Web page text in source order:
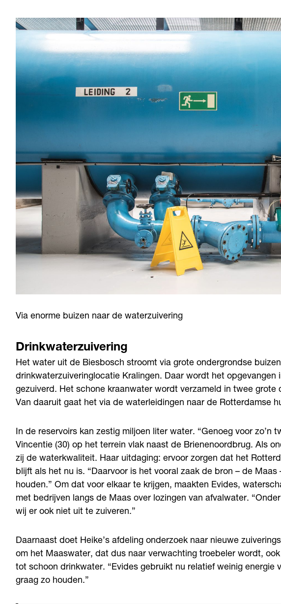
Via enorme buizen naar de waterzuivering
Drinkwaterzuivering
Het water uit de Biesbosch stroomt via grote ondergrondse
drinkwaterzuiveringlocatie Kralingen. Daar wordt het opgevangen
gezuiverd. Het schone kraanwater wordt verzameld in twee grote
Van daaruit gaat het via de waterleidingen naar de Rotterdamse
In de reservoirs kan zestig miljoen liter water. “Genoeg voor zo’n
Vincentie (30) op het terrein vlak naast de Brienenoordbrug. Als
zij de waterkwaliteit. Haar uitdaging: ervoor zorgen dat het
blijft als het nu is. “Daarvoor is het vooral zaak de bron – de
houden.” Om dat voor elkaar te krijgen, maakten Evides,
met bedrijven langs de Maas over lozingen van afvalwater.
wij er ook niet uit te zuiveren.”
Daarnaast doet Heike’s afdeling onderzoek naar nieuwe
om het Maaswater, dat dus naar verwachting troebeler wordt,
tot schoon drinkwater. “Evides gebruikt nu relatief weinig energie
graag zo houden.”